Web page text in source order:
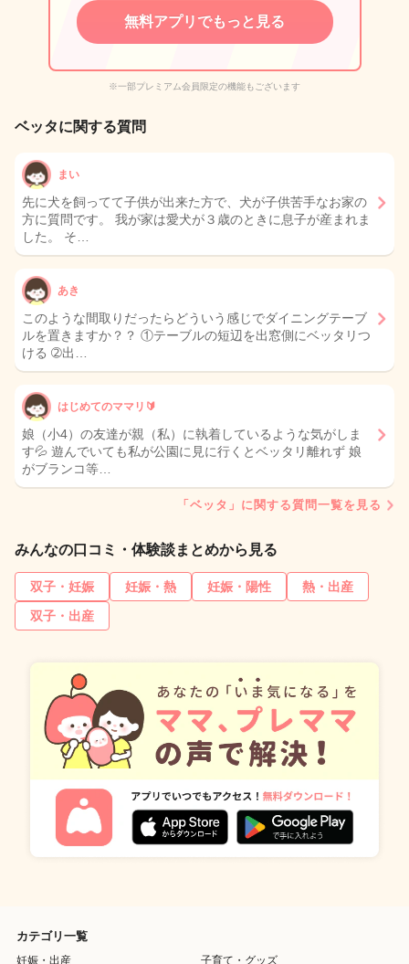
無料アプリでもっと見る
※一部プレミアム会員限定の機能もございます
ベッタに関する質問
まい
先に犬を飼ってて子供が出来た方で、犬が子供苦手なお家の
方に質問です。 我が家は愛犬が３歳のときに息子が産まれま
した。 そ…
あき
このような間取りだったらどういう感じでダイニングテーブ
ルを置きますか？？ ①テーブルの短辺を出窓側にベッタリつ
ける ➁出…
はじめてのママリ🔰
娘（小4）の友達が親（私）に執着しているような気がしま
す💦 遊んでいても私が公園に見に行くとベッタリ離れず 娘
がブランコ等…
「ベッタ」に関する質問一覧を見る
みんなの口コミ・体験談まとめから見る
双子・妊娠 妊娠・熱 妊娠・陽性
熱・出産
双子・出産
カテゴリ一覧
妊娠・出産
子育て・グッズ